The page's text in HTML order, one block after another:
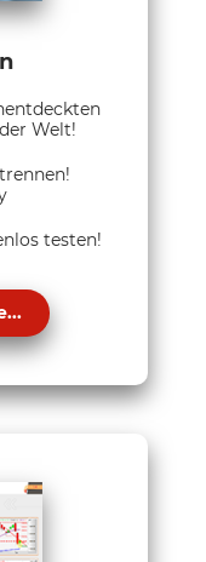
Welt!
testen!